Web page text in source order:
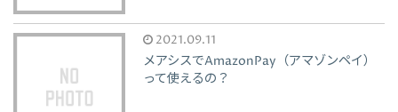
2021.09.11
メアシスでAmazonPay（アマゾンペイ）
って使えるの？